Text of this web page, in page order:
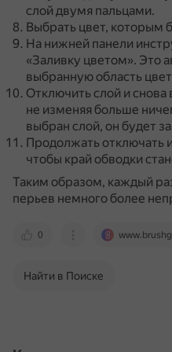
слой двумя пальцами.
Выбрать цвет, которым
На нижней панели
«Заливку цветом». Это
выбранную область
Отключить слой и
не изменяя больше
выбран слой, он будет
Продолжать отключать
чтобы край обводки
Таким образом, каждый
перьев немного более
0
Найти в Поиске